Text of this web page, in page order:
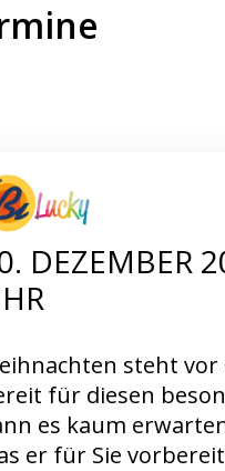
DEZEMBER
steht
für diesen
es kaum
er für Sie